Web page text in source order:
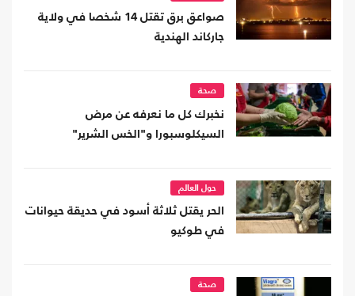
صواعق برق تقتل 14 شخصا في ولاية
جاركاند الهندية
صحة
نخبرك كل ما نعرفه عن مرض
السيكلوسبورا و"الخس الشرير"
حول العالم
الحر يقتل ثلاثة أسود في حديقة حيوانات
في طوكيو
صحة